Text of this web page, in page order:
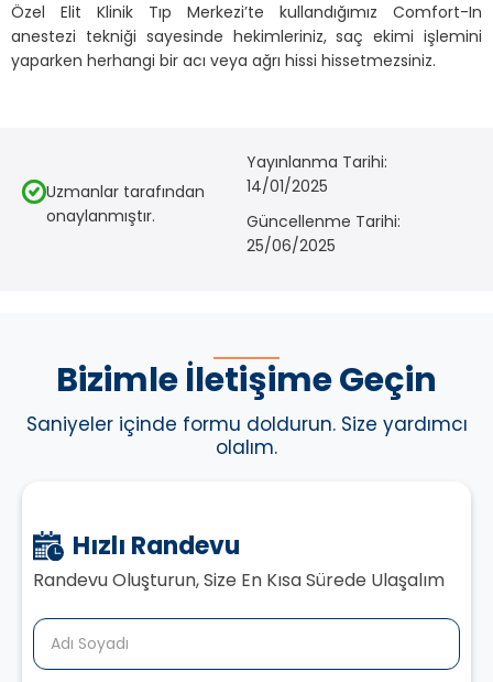
Özel Elit Klinik Tıp Merkezi’te kullandığımız Comfort-In
anestezi tekniği sayesinde hekimleriniz, saç ekimi işlemini
yaparken herhangi bir acı veya ağrı hissi hissetmezsiniz.
Uzmanlar tarafından
onaylanmıştır.
Yayınlanma Tarihi:
14/01/2025
Güncellenme Tarihi:
25/06/2025
Bizimle İletişime Geçin
Saniyeler içinde formu doldurun. Size yardımcı
olalım.
Hızlı Randevu
Randevu Oluşturun, Size En Kısa Sürede Ulaşalım